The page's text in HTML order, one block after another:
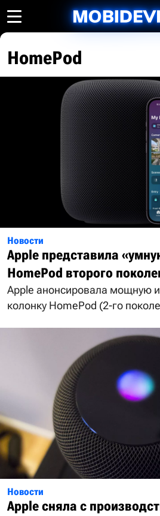
HomePod
Новости
Apple представила
HomePod второго
Apple анонсировала мощную
колонку HomePod (2-го
Новости
Apple сняла с